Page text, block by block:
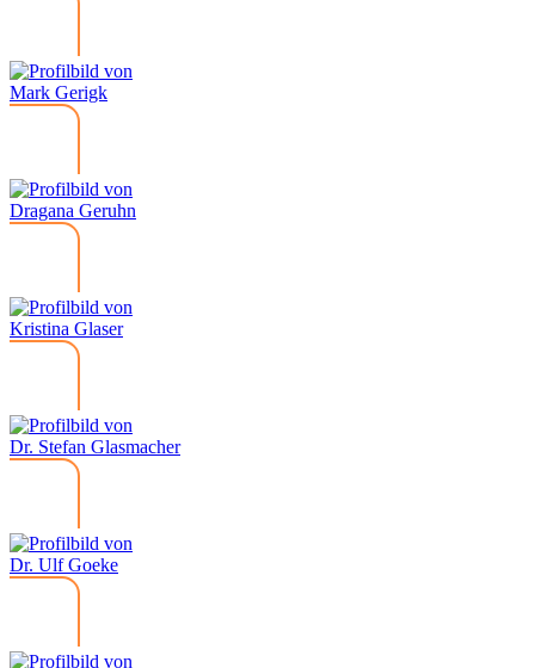
Mark Gerigk
Dragana Geruhn
Kristina Glaser
Dr. Stefan Glasmacher
Dr. Ulf Goeke